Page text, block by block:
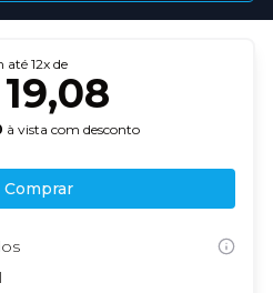
até12x de
à vista com desconto
Comprar